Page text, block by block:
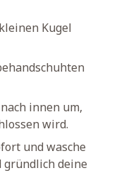
Kugel
innen um,
wird.
und wasche
deine